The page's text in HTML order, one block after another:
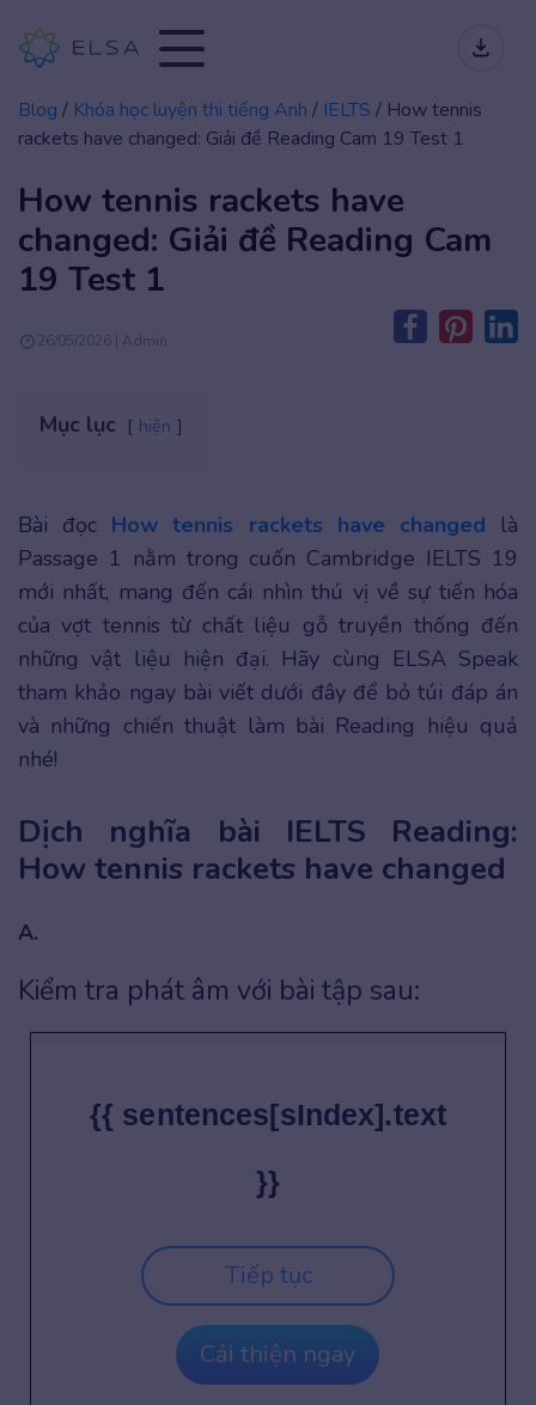
Blog / Khóa học luyện thi tiếng Anh / IELTS / How tennis
rackets have changed: Giải đề Reading Cam 19 Test 1
How tennis rackets have
changed: Giải đề Reading Cam
19 Test 1
26/05/2026 | Admin
Mục lục hiện
Bài đọc How tennis rackets have changed là
Passage 1 nằm trong cuốn Cambridge IELTS 19
mới nhất, mang đến cái nhìn thú vị về sự tiến hóa
của vợt tennis từ chất liệu gỗ truyền thống đến
những vật liệu hiện đại. Hãy cùng ELSA Speak
tham khảo ngay bài viết dưới đây để bỏ túi đáp án
và những chiến thuật làm bài Reading hiệu quả
nhé!
Dịch nghĩa bài IELTS Reading:
How tennis rackets have changed
A.
Kiểm tra phát âm với bài tập sau:
{{ sentences[sIndex].text
}}
Tiếp tục
Cải thiện ngay